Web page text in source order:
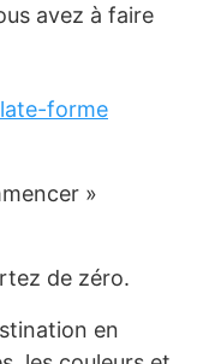
avez à faire
forme
»
de zéro.
en